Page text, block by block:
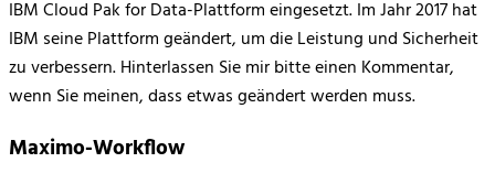
IBM Cloud Pak for Data-Plattform eingesetzt. Im Jahr 2017 hat
IBM seine Plattform geändert, um die Leistung und Sicherheit
zu verbessern. Hinterlassen Sie mir bitte einen Kommentar,
wenn Sie meinen, dass etwas geändert werden muss.
Maximo-Workflow